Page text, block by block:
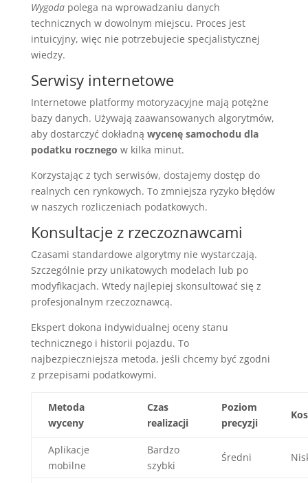
Wygodapolega na wprowadzaniu danych
technicznych w dowolnym miejscu. Proces jest
intuicyjny, więc nie potrzebujecie specjalistycznej
wiedzy.
Serwisy internetowe
Internetowe platformy motoryzacyjne mają potężne
bazy danych. Używają zaawansowanych algorytmów,
aby dostarczyć dokładną wycenę samochodu dla
podatku rocznego w kilka minut.
Korzystając z tych serwisów, dostajemy dostęp do
realnych cen rynkowych. To zmniejsza ryzyko błędów
w naszych rozliczeniach podatkowych.
Konsultacje z rzeczoznawcami
Czasami standardowe algorytmy nie wystarczają.
Szczególnie przy unikatowych modelach lub po
modyfikacjach. Wtedy najlepiej skonsultować się z
profesjonalnym rzeczoznawcą.
Ekspert dokona indywidualnej oceny stanu
technicznego i historii pojazdu. To
najbezpieczniejsza metoda, jeśli chcemy być zgodni
z przepisami podatkowymi.
Metoda
wyceny
Czas
realizacji
Poziom
precyzji
Aplikacje
mobilne
Bardzo
szybki
Średni